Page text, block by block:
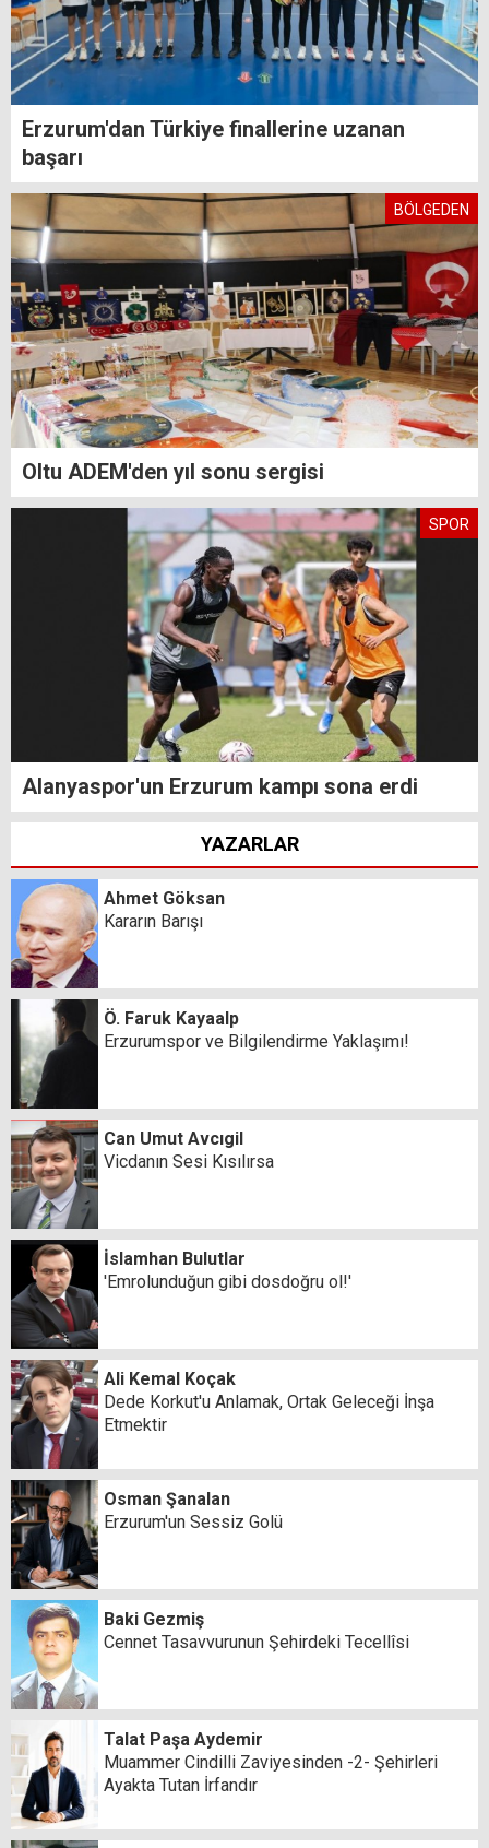
Erzurum'dan Türkiye finallerine uzanan
başarı
BÖLGEDEN
Oltu ADEM'den yıl sonu sergisi
SPOR
Alanyaspor'un Erzurum kampı sona erdi
YAZARLAR
Ahmet Göksan
Kararın Barışı
Ö. Faruk Kayaalp
Erzurumspor ve Bilgilendirme Yaklaşımı!
Can Umut Avcıgil
Vicdanın Sesi Kısılırsa
İslamhan Bulutlar
'Emrolunduğun gibi dosdoğru ol!'
Ali Kemal Koçak
Dede Korkut'u Anlamak, Ortak Geleceği İnşa
Etmektir
Osman Şanalan
Erzurum'un Sessiz Golü
Baki Gezmiş
Cennet Tasavvurunun Şehirdeki Tecellîsi
Talat Paşa Aydemir
Muammer Cindilli Zaviyesinden -2- Şehirleri
Ayakta Tutan İrfandır